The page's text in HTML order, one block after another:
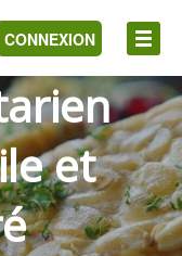
CONNEXION
et